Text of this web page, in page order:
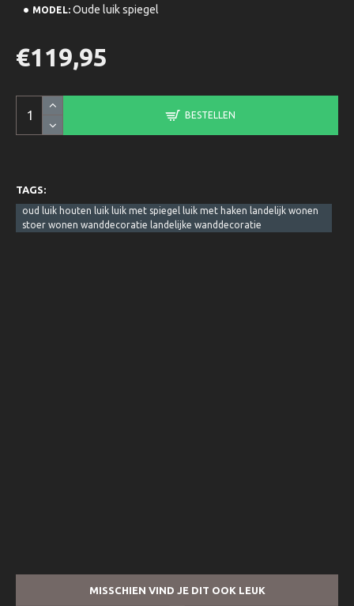
MODEL: Oude luik spiegel
€119,95
BESTELLEN
TAGS:
oud luik houten luik luik met spiegel luik met haken landelijk wonen
stoer wonen wanddecoratie landelijke wanddecoratie
MISSCHIEN VIND JE DIT OOK LEUK